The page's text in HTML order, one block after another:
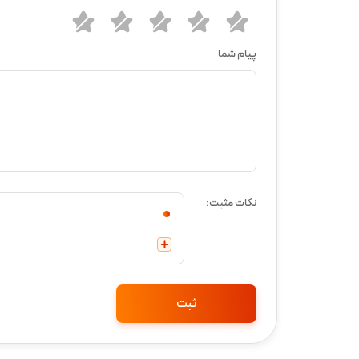
پیام شما
نکات مثبت: